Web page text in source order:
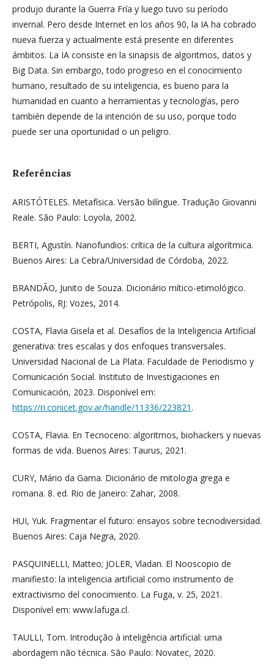
produjo durante la Guerra Fría y luego tuvo su período
invernal. Pero desde Internet en los años 90, la IA ha cobrado
nueva fuerza y actualmente está presente en diferentes
ámbitos. La IA consiste en la sinapsis de algoritmos, datos y
Big Data. Sin embargo, todo progreso en el conocimiento
humano, resultado de su inteligencia, es bueno para la
humanidad en cuanto a herramientas y tecnologías, pero
también depende de la intención de su uso, porque todo
puede ser una oportunidad o un peligro.
Referências
ARISTÓTELES. Metafísica. Versão bilíngue. Tradução Giovanni
Reale. São Paulo: Loyola, 2002.
BERTI, Agustín. Nanofundios: crítica de la cultura algorítmica.
Buenos Aires: La Cebra/Universidad de Córdoba, 2022.
BRANDÃO, Junito de Souza. Dicionário mítico-etimológico.
Petrópolis, RJ: Vozes, 2014.
COSTA, Flavia Gisela et al. Desafíos de la Inteligencia Artificial
generativa: tres escalas y dos enfoques transversales.
Universidad Nacional de La Plata. Faculdade de Periodismo y
Comunicación Social. Instituto de Investigaciones en
Comunicación, 2023. Disponível em:
https://ri.conicet.gov.ar/handle/11336/223821 .
COSTA, Flavia. En Tecnoceno: algoritmos, biohackers y nuevas
formas de vida. Buenos Aires: Taurus, 2021.
CURY, Mário da Gama. Dicionário de mitologia grega e
romana. 8. ed. Rio de Janeiro: Zahar, 2008.
HUI, Yuk. Fragmentar el futuro: ensayos sobre tecnodiversidad.
Buenos Aires: Caja Negra, 2020.
PASQUINELLI, Matteo; JOLER, Vladan. El Nooscopio de
manifiesto: la inteligencia artificial como instrumento de
extractivismo del conocimiento. La Fuga, v. 25, 2021.
Disponível em: www.lafuga.cl.
TAULLI, Tom. Introdução à inteligência artificial: uma
abordagem não técnica. São Paulo: Novatec, 2020.